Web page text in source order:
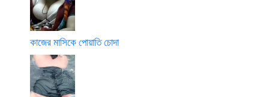
কাজের মাসিকে পোয়াতি চোদা